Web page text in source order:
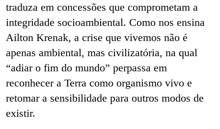
traduza em concessões que comprometam a
integridade socioambiental. Como nos ensina
Ailton Krenak, a crise que vivemos não é
apenas ambiental, mas civilizatória, na qual
“adiar o fim do mundo” perpassa em
reconhecer a Terra como organismo vivo e
retomar a sensibilidade para outros modos de
existir.